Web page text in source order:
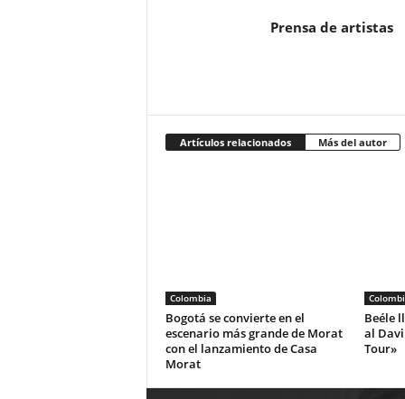
Prensa de artistas
Artículos relacionados Más del autor
Colombia
Bogotá se convierte en el
escenario más grande de Morat
con el lanzamiento de Casa
Morat
Beéle
al
Tour»